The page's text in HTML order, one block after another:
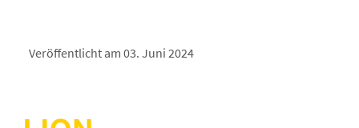
Veröffentlicht am 03. Juni 2024